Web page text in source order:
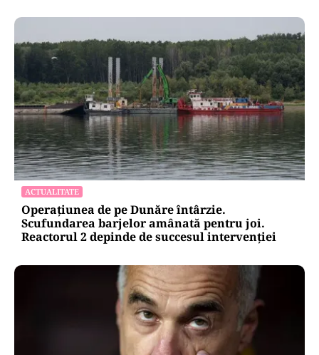
ACTUALITATE
Operațiunea de pe Dunăre întârzie.
Scufundarea barjelor amânată pentru joi.
Reactorul 2 depinde de succesul intervenției